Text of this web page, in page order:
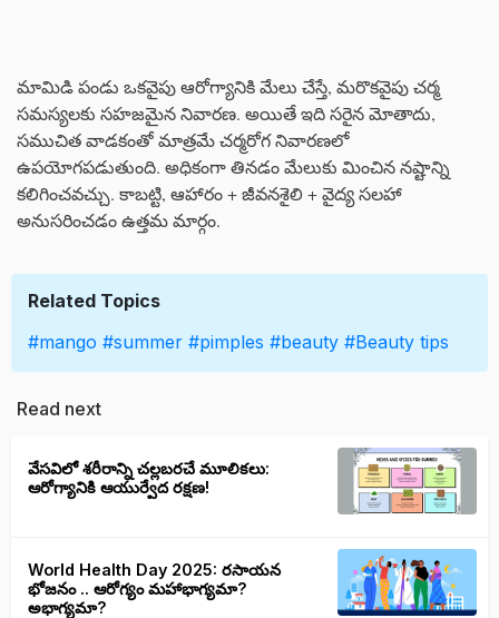
మామిడి పండు ఒకవైపు ఆరోగ్యానికి మేలు చేస్తే, మరొకవైపు చర్మ
సమస్యలకు సహజమైన నివారణ. అయితే ఇది సరైన మోతాదు,
సముచిత వాడకంతో మాత్రమే చర్మరోగ నివారణలో
ఉపయోగపడుతుంది. అధికంగా తినడం మేలుకు మించిన నష్టాన్ని
కలిగించవచ్చు. కాబట్టి, ఆహారం + జీవనశైలి + వైద్య సలహా
అనుసరించడం ఉత్తమ మార్గం.
Related Topics
#mango #summer #pimples #beauty #Beauty tips
Read next
వేసవిలో శరీరాన్ని చల్లబరచే మూలికలు:
ఆరోగ్యానికి ఆయుర్వేద రక్షణ!
World Health Day 2025: రసాయన
భోజనం .. ఆరోగ్యం మహాభాగ్యమా?
అభాగ్యమా?